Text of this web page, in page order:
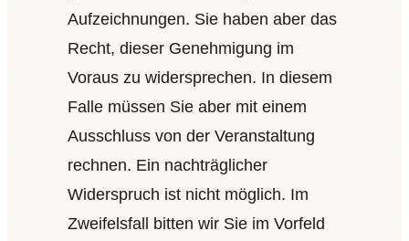
Aufzeichnungen. Sie haben aber das
Recht, dieser Genehmigung im
Voraus zu widersprechen. In diesem
Falle müssen Sie aber mit einem
Ausschluss von der Veranstaltung
rechnen. Ein nachträglicher
Widerspruch ist nicht möglich. Im
Zweifelsfall bitten wir Sie im Vorfeld